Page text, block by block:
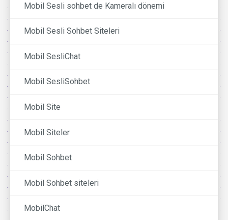
Mobil Sesli sohbet de Kameralı dönemi
Mobil Sesli Sohbet Siteleri
Mobil SesliChat
Mobil SesliSohbet
Mobil Site
Mobil Siteler
Mobil Sohbet
Mobil Sohbet siteleri
MobilChat